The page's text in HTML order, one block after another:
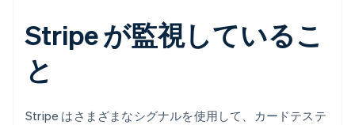
Stripe が監視しているこ
と
Stripe はさまざまなシグナルを使用して、カードテステ